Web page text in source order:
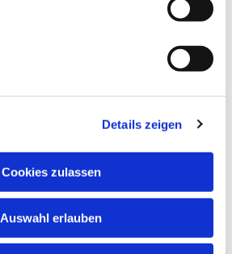
Details zeigen
Cookies zulassen
Auswahl erlauben